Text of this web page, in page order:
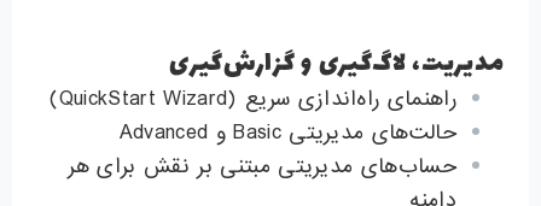
مدیریت، لاگ‌گیری و گزارش‌گیری
راهنمای راه‌اندازی سریع (QuickStart Wizard)
حالت‌های مدیریتی Basic و Advanced
حساب‌های مدیریتی مبتنی بر نقش برای هر